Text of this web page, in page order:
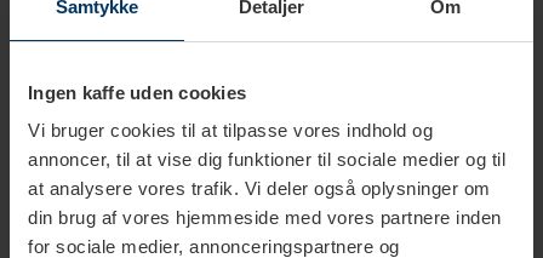
Samtykke Detaljer Om
Ingen kaffe uden cookies
Vi bruger cookies til at tilpasse vores indhold og
annoncer, til at vise dig funktioner til sociale medier og til
at analysere vores trafik. Vi deler også oplysninger om
din brug af vores hjemmeside med vores partnere inden
for sociale medier, annonceringspartnere og
Rigtig Kaffe Mixpakke 2,5kg Hele kaffebønner
649,95 DKK
Rigtig Kaffe Mixpakke 5,2kg Hele kaffebønner
1.099,00 DKK
Tilføj til kurv